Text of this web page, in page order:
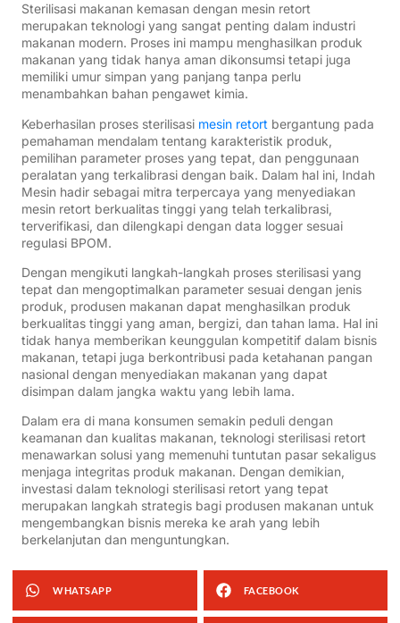
Sterilisasi makanan kemasan dengan mesin retort
merupakan teknologi yang sangat penting dalam industri
makanan modern. Proses ini mampu menghasilkan produk
makanan yang tidak hanya aman dikonsumsi tetapi juga
memiliki umur simpan yang panjang tanpa perlu
menambahkan bahan pengawet kimia.
Keberhasilan proses sterilisasi mesin retort bergantung pada
pemahaman mendalam tentang karakteristik produk,
pemilihan parameter proses yang tepat, dan penggunaan
peralatan yang terkalibrasi dengan baik. Dalam hal ini, Indah
Mesin hadir sebagai mitra terpercaya yang menyediakan
mesin retort berkualitas tinggi yang telah terkalibrasi,
terverifikasi, dan dilengkapi dengan data logger sesuai
regulasi BPOM.
Dengan mengikuti langkah-langkah proses sterilisasi yang
tepat dan mengoptimalkan parameter sesuai dengan jenis
produk, produsen makanan dapat menghasilkan produk
berkualitas tinggi yang aman, bergizi, dan tahan lama. Hal ini
tidak hanya memberikan keunggulan kompetitif dalam bisnis
makanan, tetapi juga berkontribusi pada ketahanan pangan
nasional dengan menyediakan makanan yang dapat
disimpan dalam jangka waktu yang lebih lama.
Dalam era di mana konsumen semakin peduli dengan
keamanan dan kualitas makanan, teknologi sterilisasi retort
menawarkan solusi yang memenuhi tuntutan pasar sekaligus
menjaga integritas produk makanan. Dengan demikian,
investasi dalam teknologi sterilisasi retort yang tepat
merupakan langkah strategis bagi produsen makanan untuk
mengembangkan bisnis mereka ke arah yang lebih
berkelanjutan dan menguntungkan.
WHATSAPP FACEBOOK